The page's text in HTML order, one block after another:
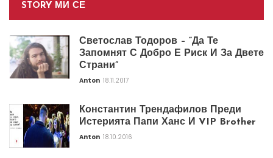
STORY МИ СЕ
Светослав Тодоров – “Да Те
Запомнят С Добро Е Риск И За Двете
Страни”
Anton 18.11.2017
Константин Трендафилов Преди
Истерията Папи Ханс И VIP Brother
Anton 18.10.2016